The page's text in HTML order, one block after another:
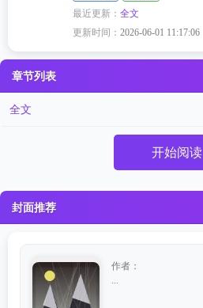
最近更新：全文
更新时间：2026-06-01 11:17:06
章节列表
全文
开始阅读
封面推荐
作者：